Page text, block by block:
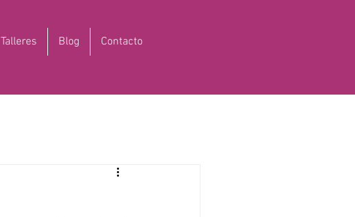
Talleres Blog Contacto